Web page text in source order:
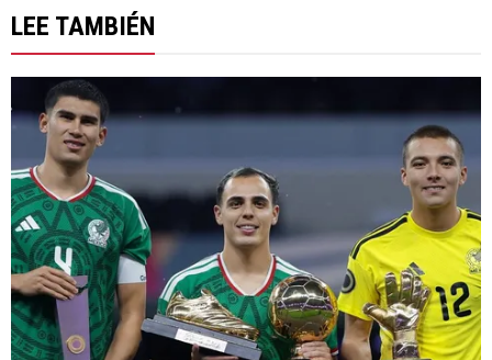
LEE TAMBIÉN